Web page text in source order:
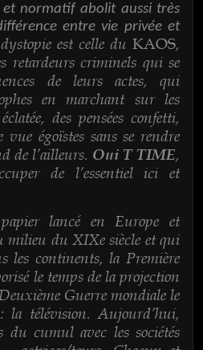
et normatif abolit aussi très
entre vie privée et
est celle du KAOS,
retardeurs criminels qui se
de leurs actes, qui
en marchant sur les
des pensées confetti,
égoïstes sans se rendre
de l’ailleurs. Oui T TIME,
de l’essentiel ici et
lancé en Europe et
milieu du XIXe siècle et qui
les continents, la Première
le temps de la projection
Guerre mondiale le
la télévision. Aujourd’hui,
cumul avec les sociétés